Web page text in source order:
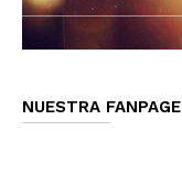
NUESTRA FANPAGE